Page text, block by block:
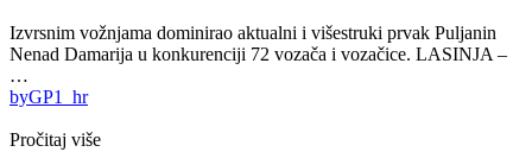
Izvrsnim vožnjama dominirao aktualni i višestruki prvak Puljanin
Nenad Damarija u konkurenciji 72 vozača i vozačice. LASINJA –
…
byGP1_hr
Pročitaj više